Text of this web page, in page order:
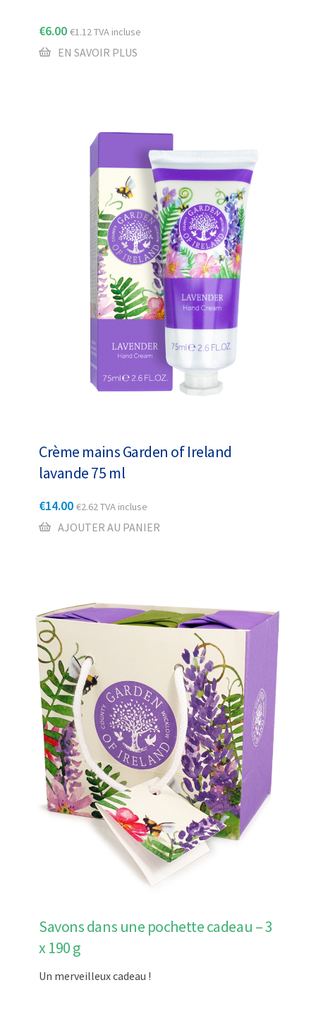
€6.00 €1.12TVA incluse
EN SAVOIR PLUS
Crème mains Garden of Ireland
lavande 75 ml
€14.00 €2.62TVA incluse
AJOUTER AU PANIER
Savons dans une pochette cadeau – 3
x 190 g
Un merveilleux cadeau !